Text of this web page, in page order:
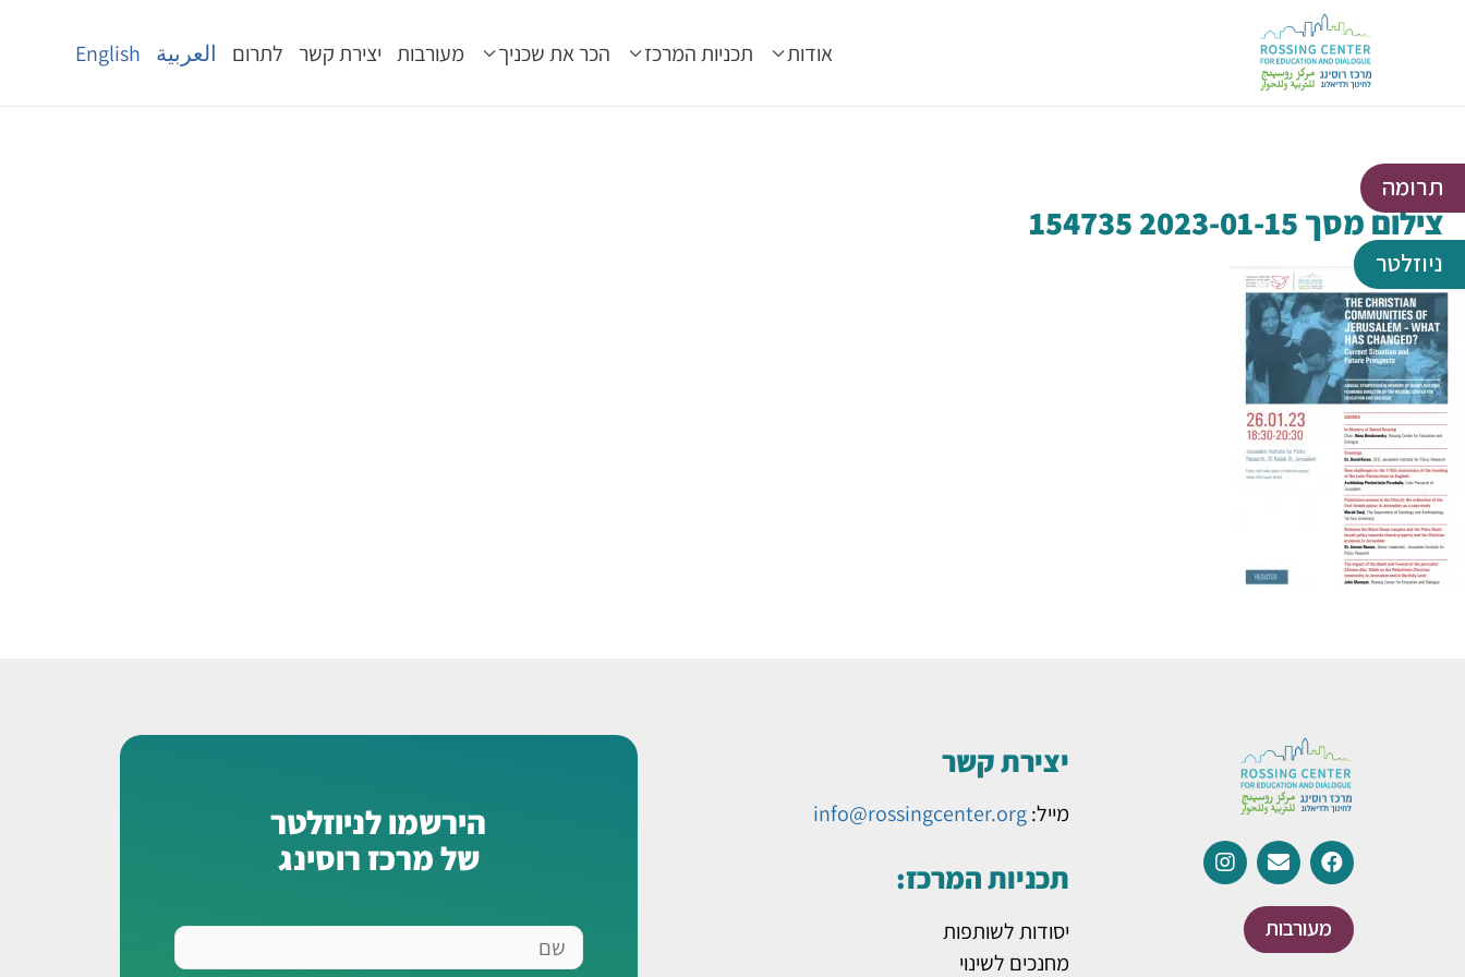
אודות תכניות המרכז הכר את שכניך מעורבות יצירת קשר לתרום العربية English
צילום מסך 2023-01-15 154735
תרומה
ניוזלטר
מעורבות
יצירת קשר
מייל:info@rossingcenter.org
תכניות המרכז:
יסודות לשותפות
מחנכים לשינוי
הירשמו לניוזלטר
של מרכז רוסינג
שם